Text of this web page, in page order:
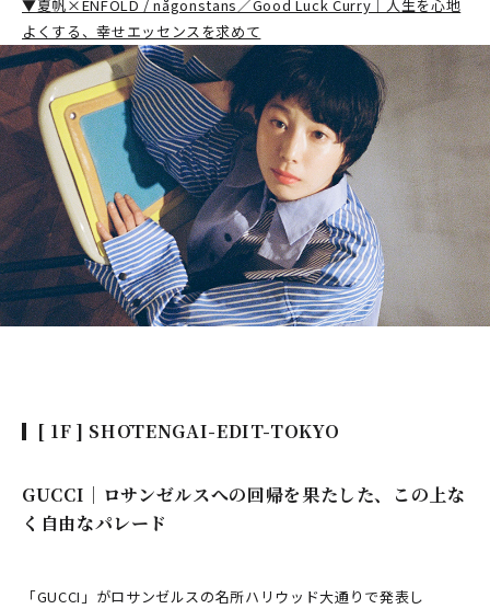
▼夏帆×ENFÖLD / någonstans／Good Luck Curry｜人生を心地
よくする、幸せエッセンスを求めて
[ 1F ] SHŌTENGAI-EDIT-TOKYO
GUCCI｜ロサンゼルスへの回帰を果たした、この上な
く自由なパレード
「GUCCI」がロサンゼルスの名所ハリウッド大通りで発表し